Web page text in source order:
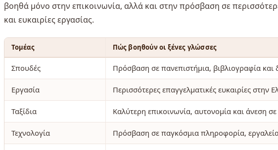
βοηθά μόνο στην επικοινωνία, αλλά και στην πρόσβαση σε
και ευκαιρίες εργασίας.
Τομέας Πώς βοηθούν οι ξένες γλώσσες
Σπουδές Πρόσβαση σε πανεπιστήμια, βιβλιογραφία και
Εργασία Περισσότερες επαγγελματικές ευκαιρίες στην
Ταξίδια Καλύτερη επικοινωνία, αυτονομία και άνεση
Τεχνολογία Πρόσβαση σε παγκόσμια πληροφορία,